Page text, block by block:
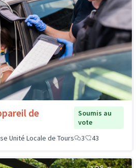
de
Soumis au
vote
Unité Locale de Tours
3 43